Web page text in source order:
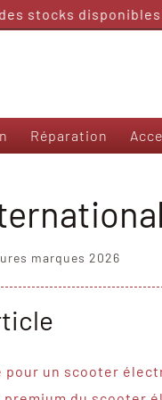
disponibles !
Réparation
marques 2026
pour un scooter